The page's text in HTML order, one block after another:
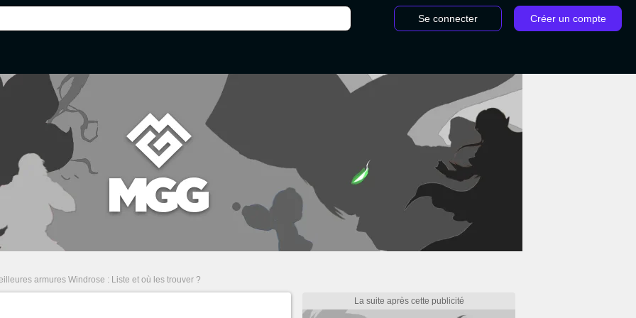
Se connecter Créer un compte
armures Windrose : Liste et où les trouver ?